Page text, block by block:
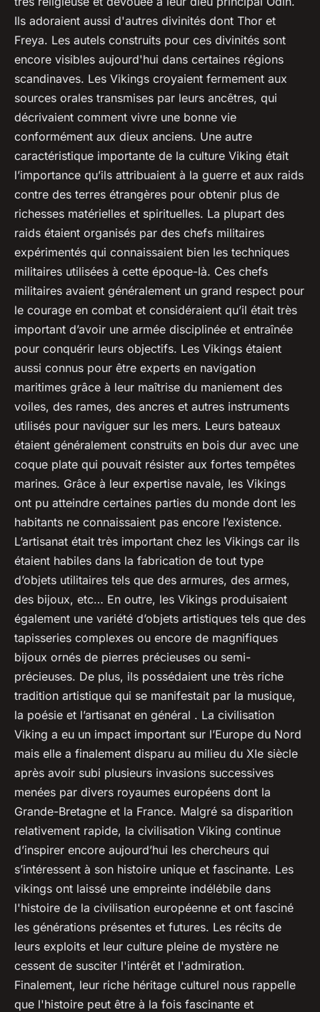
Ils adoraient aussi d'autres divinités dont Thor et
Freya. Les autels construits pour ces divinités sont
encore visibles aujourd'hui dans certaines régions
scandinaves. Les Vikings croyaient fermement aux
sources orales transmises par leurs ancêtres, qui
décrivaient comment vivre une bonne vie
conformément aux dieux anciens. Une autre
caractéristique importante de la culture Viking était
l’importance qu’ils attribuaient à la guerre et aux raids
contre des terres étrangères pour obtenir plus de
richesses matérielles et spirituelles. La plupart des
raids étaient organisés par des chefs militaires
expérimentés qui connaissaient bien les techniques
militaires utilisées à cette époque-là. Ces chefs
militaires avaient généralement un grand respect pour
le courage en combat et considéraient qu’il était très
important d’avoir une armée disciplinée et entraînée
pour conquérir leurs objectifs. Les Vikings étaient
aussi connus pour être experts en navigation
maritimes grâce à leur maîtrise du maniement des
voiles, des rames, des ancres et autres instruments
utilisés pour naviguer sur les mers. Leurs bateaux
étaient généralement construits en bois dur avec une
coque plate qui pouvait résister aux fortes tempêtes
marines. Grâce à leur expertise navale, les Vikings
ont pu atteindre certaines parties du monde dont les
habitants ne connaissaient pas encore l’existence.
L’artisanat était très important chez les Vikings car ils
étaient habiles dans la fabrication de tout type
d’objets utilitaires tels que des armures, des armes,
des bijoux, etc… En outre, les Vikings produisaient
également une variété d’objets artistiques tels que des
tapisseries complexes ou encore de magnifiques
bijoux ornés de pierres précieuses ou semi-
précieuses. De plus, ils possédaient une très riche
tradition artistique qui se manifestait par la musique,
la poésie et l’artisanat en général . La civilisation
Viking a eu un impact important sur l’Europe du Nord
mais elle a finalement disparu au milieu du XIe siècle
après avoir subi plusieurs invasions successives
menées par divers royaumes européens dont la
Grande-Bretagne et la France. Malgré sa disparition
relativement rapide, la civilisation Viking continue
d’inspirer encore aujourd’hui les chercheurs qui
s’intéressent à son histoire unique et fascinante. Les
vikings ont laissé une empreinte indélébile dans
l'histoire de la civilisation européenne et ont fasciné
les générations présentes et futures. Les récits de
leurs exploits et leur culture pleine de mystère ne
cessent de susciter l'intérêt et l'admiration.
Finalement, leur riche héritage culturel nous rappelle
que l'histoire peut être à la fois fascinante et